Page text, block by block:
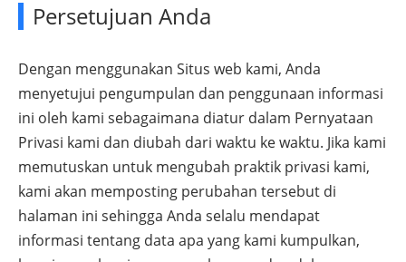
Persetujuan Anda
Dengan menggunakan Situs web kami, Anda
menyetujui pengumpulan dan penggunaan informasi
ini oleh kami sebagaimana diatur dalam Pernyataan
Privasi kami dan diubah dari waktu ke waktu. Jika kami
memutuskan untuk mengubah praktik privasi kami,
kami akan memposting perubahan tersebut di
halaman ini sehingga Anda selalu mendapat
informasi tentang data apa yang kami kumpulkan,